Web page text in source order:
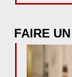
FAIRE